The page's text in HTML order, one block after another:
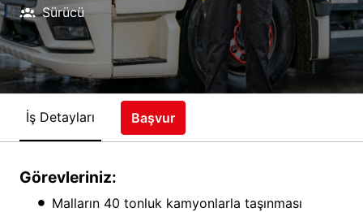
Sürücü
İş Detayları Başvur
Görevleriniz:
Malların 40 tonluk kamyonlarla taşınması